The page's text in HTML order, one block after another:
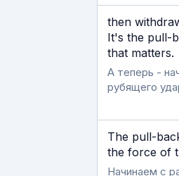
then
It's the pull-
that matters.
А теперь -
рубящего
The pull-
the force of
Начинаем с